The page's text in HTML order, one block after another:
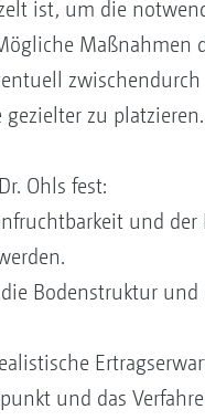
ist, um die
Maßnahmen
zu platzieren.
Ohls fest:
und
Bodenstruktur
und das